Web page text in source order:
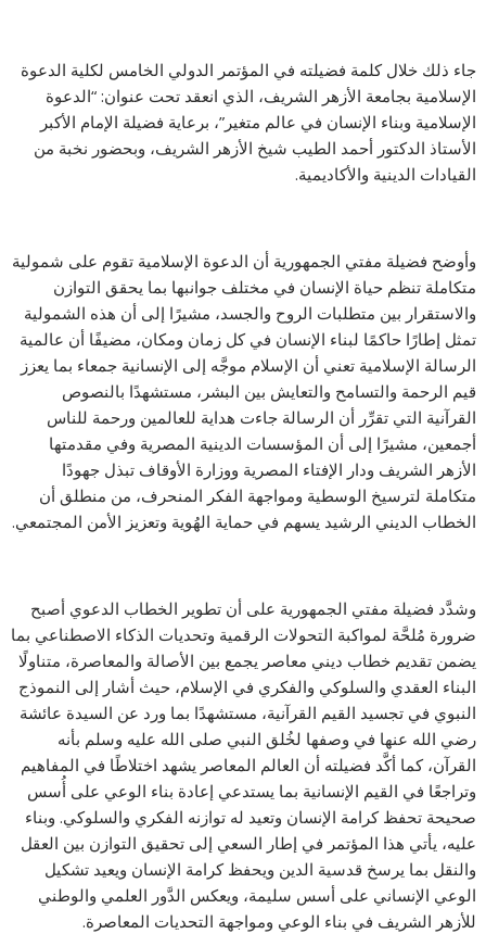
جاء ذلك خلال كلمة فضيلته في المؤتمر الدولي الخامس لكلية الدعوة
الإسلامية بجامعة الأزهر الشريف، الذي انعقد تحت عنوان: “الدعوة
الإسلامية وبناء الإنسان في عالم متغير”، برعاية فضيلة الإمام الأكبر
الأستاذ الدكتور أحمد الطيب شيخ الأزهر الشريف، وبحضور نخبة من
القيادات الدينية والأكاديمية.
وأوضح فضيلة مفتي الجمهورية أن الدعوة الإسلامية تقوم على شمولية
متكاملة تنظم حياة الإنسان في مختلف جوانبها بما يحقق التوازن
والاستقرار بين متطلبات الروح والجسد، مشيرًا إلى أن هذه الشمولية
تمثل إطارًا حاكمًا لبناء الإنسان في كل زمان ومكان، مضيفًا أن عالمية
الرسالة الإسلامية تعني أن الإسلام موجَّه إلى الإنسانية جمعاء بما يعزز
قيم الرحمة والتسامح والتعايش بين البشر، مستشهدًا بالنصوص
القرآنية التي تقرِّر أن الرسالة جاءت هداية للعالمين ورحمة للناس
أجمعين، مشيرًا إلى أن المؤسسات الدينية المصرية وفي مقدمتها
الأزهر الشريف ودار الإفتاء المصرية ووزارة الأوقاف تبذل جهودًا
متكاملة لترسيخ الوسطية ومواجهة الفكر المنحرف، من منطلق أن
الخطاب الديني الرشيد يسهم في حماية الهُوية وتعزيز الأمن المجتمعي.
وشدَّد فضيلة مفتي الجمهورية على أن تطوير الخطاب الدعوي أصبح
ضرورة مُلحَّة لمواكبة التحولات الرقمية وتحديات الذكاء الاصطناعي بما
يضمن تقديم خطاب ديني معاصر يجمع بين الأصالة والمعاصرة، متناولًا
البناء العقدي والسلوكي والفكري في الإسلام، حيث أشار إلى النموذج
النبوي في تجسيد القيم القرآنية، مستشهدًا بما ورد عن السيدة عائشة
رضي الله عنها في وصفها لخُلق النبي صلى الله عليه وسلم بأنه
القرآن، كما أكَّد فضيلته أن العالم المعاصر يشهد اختلاطًا في المفاهيم
وتراجعًا في القيم الإنسانية بما يستدعي إعادة بناء الوعي على أُسس
صحيحة تحفظ كرامة الإنسان وتعيد له توازنه الفكري والسلوكي. وبناء
عليه، يأتي هذا المؤتمر في إطار السعي إلى تحقيق التوازن بين العقل
والنقل بما يرسخ قدسية الدين ويحفظ كرامة الإنسان ويعيد تشكيل
الوعي الإنساني على أسس سليمة، ويعكس الدَّور العلمي والوطني
للأزهر الشريف في بناء الوعي ومواجهة التحديات المعاصرة.